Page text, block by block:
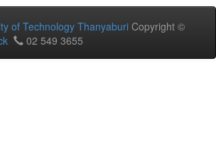
of Technology Thanyaburi Copyright ©
02 549 3655